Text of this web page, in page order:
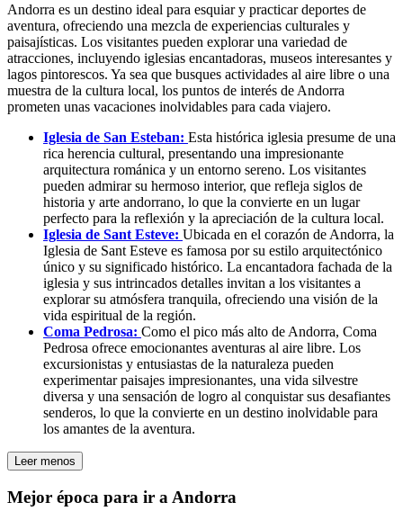
Andorra es un destino ideal para esquiar y practicar deportes de
aventura, ofreciendo una mezcla de experiencias culturales y
paisajísticas. Los visitantes pueden explorar una variedad de
atracciones, incluyendo iglesias encantadoras, museos interesantes y
lagos pintorescos. Ya sea que busques actividades al aire libre o una
muestra de la cultura local, los puntos de interés de Andorra
prometen unas vacaciones inolvidables para cada viajero.
Iglesia de San Esteban: Esta histórica iglesia presume de una
rica herencia cultural, presentando una impresionante
arquitectura románica y un entorno sereno. Los visitantes
pueden admirar su hermoso interior, que refleja siglos de
historia y arte andorrano, lo que la convierte en un lugar
perfecto para la reflexión y la apreciación de la cultura local.
Iglesia de Sant Esteve: Ubicada en el corazón de Andorra, la
Iglesia de Sant Esteve es famosa por su estilo arquitectónico
único y su significado histórico. La encantadora fachada de la
iglesia y sus intrincados detalles invitan a los visitantes a
explorar su atmósfera tranquila, ofreciendo una visión de la
vida espiritual de la región.
Coma Pedrosa: Como el pico más alto de Andorra, Coma
Pedrosa ofrece emocionantes aventuras al aire libre. Los
excursionistas y entusiastas de la naturaleza pueden
experimentar paisajes impresionantes, una vida silvestre
diversa y una sensación de logro al conquistar sus desafiantes
senderos, lo que la convierte en un destino inolvidable para
los amantes de la aventura.
Leer menos
Mejor época para ir a Andorra